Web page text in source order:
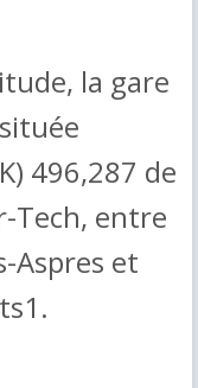
la gare
496,287 de
Tech, entre
Aspres et